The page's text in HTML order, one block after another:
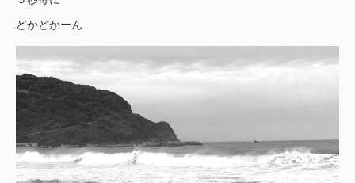
どかどかーん